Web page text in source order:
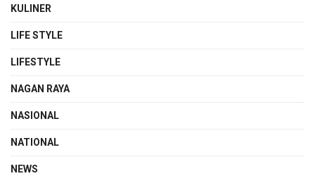
KULINER
LIFE STYLE
LIFESTYLE
NAGAN RAYA
NASIONAL
NATIONAL
NEWS